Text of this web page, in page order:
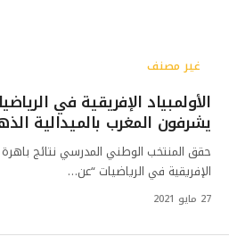
غير مصنف
الأولمبياد الإفريقية في
يشرفون المغرب بالميدالية
الإفريقية في الرياضيات “عن…
27 مايو 2021